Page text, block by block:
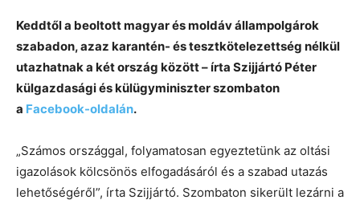
Keddtől a beoltott magyar és moldáv állampolgárok
szabadon, azaz karantén- és tesztkötelezettség nélkül
utazhatnak a két ország között – írta Szijjártó Péter
külgazdasági és külügyminiszter szombaton
a Facebook-oldalán.
„Számos országgal, folyamatosan egyeztetünk az oltási
igazolások kölcsönös elfogadásáról és a szabad utazás
lehetőségéről”, írta Szijjártó. Szombaton sikerült lezárni a